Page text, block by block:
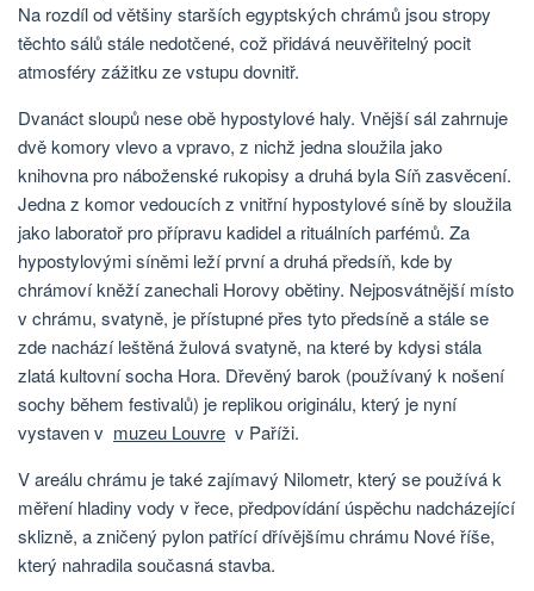
Na rozdíl od většiny starších egyptských chrámů jsou stropy
těchto sálů stále nedotčené, což přidává neuvěřitelný pocit
atmosféry zážitku ze vstupu dovnitř.
Dvanáct sloupů nese obě hypostylové haly. Vnější sál zahrnuje
dvě komory vlevo a vpravo, z nichž jedna sloužila jako
knihovna pro náboženské rukopisy a druhá byla Síň zasvěcení.
Jedna z komor vedoucích z vnitřní hypostylové síně by sloužila
jako laboratoř pro přípravu kadidel a rituálních parfémů. Za
hypostylovými síněmi leží první a druhá předsíň, kde by
chrámoví kněží zanechali Horovy obětiny. Nejposvátnější místo
v chrámu, svatyně, je přístupné přes tyto předsíně a stále se
zde nachází leštěná žulová svatyně, na které by kdysi stála
zlatá kultovní socha Hora. Dřevěný barok (používaný k nošení
sochy během festivalů) je replikou originálu, který je nyní
vystaven v muzeu Louvre v Paříži.
V areálu chrámu je také zajímavý Nilometr, který se používá k
měření hladiny vody v řece, předpovídání úspěchu nadcházející
sklizně, a zničený pylon patřící dřívějšímu chrámu Nové říše,
který nahradila současná stavba.